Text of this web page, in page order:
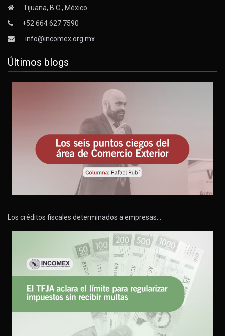
Tijuana, B.C., México
+52 664 627 7590
info@incomex.org.mx
Últimos blogs
Los créditos fiscales determinados a empresas…